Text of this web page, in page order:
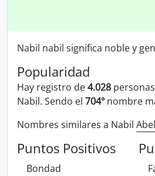
Nabil nabil significa noble y
Popularidad
Hay registro de4.028
Nabil. Sendo el 704º nombre
Nombres similares a Nabil Abel
Puntos Positivos
Bondad